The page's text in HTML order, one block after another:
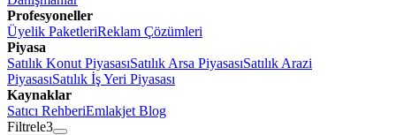
Profesyoneller
Üyelik PaketleriReklam Çözümleri
Piyasa
Satılık Konut PiyasasıSatılık Arsa PiyasasıSatılık Arazi
PiyasasıSatılık İş Yeri Piyasası
Kaynaklar
Satıcı RehberiEmlakjet Blog
Filtrele3